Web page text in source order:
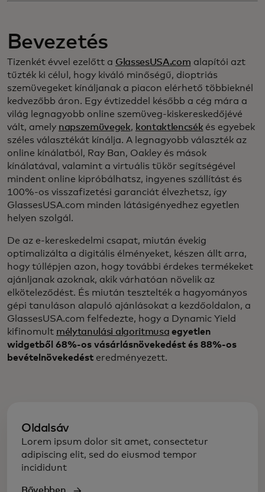
Bevezetés
Tizenkét évvel ezelőtt a GlassesUSA.com alapítói azt
tűzték ki célul, hogy kiváló minőségű, dioptriás
szemüvegeket kínáljanak a piacon elérhető többieknél
kedvezőbb áron. Egy évtizeddel később a cég mára a
világ legnagyobb online szemüveg-kiskereskedőjévé
vált, amely napszemüvegek, kontaktlencsék és egyebek
széles választékát kínálja. A legnagyobb választék az
online kínálatból, Ray Ban, Oakley és mások
kínálatával, valamint a virtuális tükör segítségével
mindent online kipróbálhatsz, ingyenes szállítást és
100%-os visszafizetési garanciát élvezhetsz, így
GlassesUSA.com minden látásigényedhez egyetlen
helyen szolgál.
De az e-kereskedelmi csapat, miután évekig
optimalizálta a digitális élményeket, készen állt arra,
hogy túllépjen azon, hogy további érdekes termékeket
ajánljanak azoknak, akik várhatóan növelik az
elköteleződést. És miután tesztelték a hagyományos
gépi tanuláson alapuló ajánlásokat a kezdőoldalon, a
GlassesUSA.com felfedezte, hogy a Dynamic Yield
kifinomult mélytanulási algoritmusa egyetlen
widgetből 68%-os vásárlásnövekedést és 88%-os
bevételnövekedést eredményezett.
Oldalsáv
Lorem ipsum dolor sit amet, consectetur
adipiscing elit, sed do eiusmod tempor
incididunt